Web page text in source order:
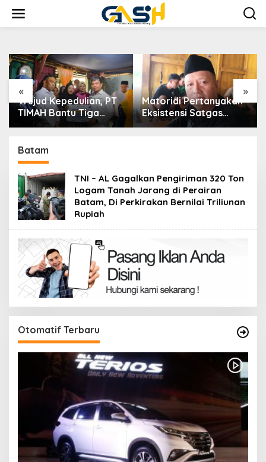
konten
« »
Kepedulian, PT
Bantu Tiga
Miliki Rumah
Matoridi Pertanyakan
Eksistensi Satgas
Timah Di Bangka
Batam
TNI – AL Gagalkan Pengiriman 320 Ton
Logam Tanah Jarang di Perairan
Batam, Di Perkirakan Bernilai Triliunan
Rupiah
Otomatif Terbaru